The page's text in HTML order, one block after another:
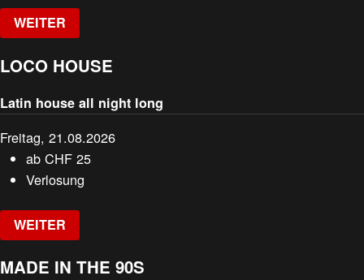
WEITER
LOCO HOUSE
Latin house all night long
Freitag, 21.08.2026
abCHF 25
Verlosung
WEITER
MADE IN THE 90S